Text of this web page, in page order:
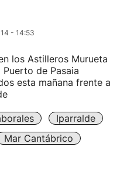
- 14:53
los Astilleros Murueta
de Pasaia
esta mañana frente a
Iparralde
Mar Cantábrico